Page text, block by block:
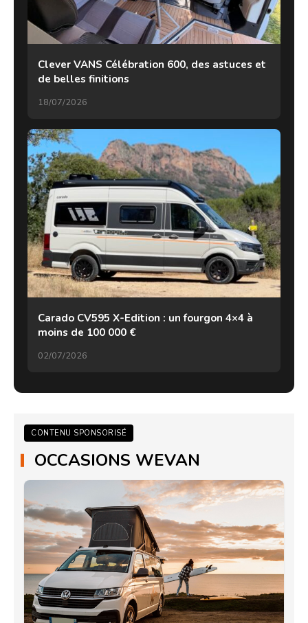
Clever VANS Célébration 600, des astuces et
de belles finitions
18/07/2026
Carado CV595 X-Edition : un fourgon 4×4 à
moins de 100 000 €
02/07/2026
CONTENU SPONSORISÉ
OCCASIONS WEVAN